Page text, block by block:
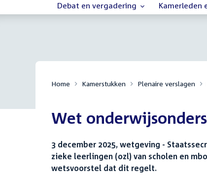
Debat en vergadering Kamerleden
Home Kamerstukken Plenaire verslagen
Wet
3 december 2025, wetgeving -
zieke leerlingen (ozl) van scholen en
wetsvoorstel dat dit regelt.